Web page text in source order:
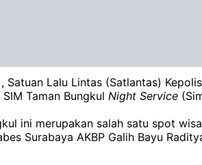
Lalu Lintas (Satlantas)
Taman Bungkul Night Service
ini merupakan salah satu spot
Surabaya AKBP Galih Bayu